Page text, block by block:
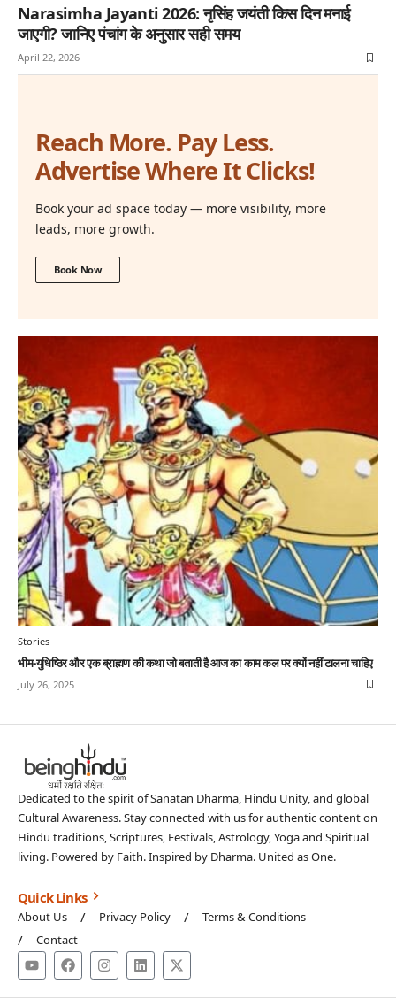
Narasimha Jayanti 2026: नृसिंह जयंती किस दिन मनाई
जाएगी? जानिए पंचांग के अनुसार सही समय
April 22, 2026
Reach More. Pay Less.
Advertise Where It Clicks!
Book your ad space today — more visibility, more
leads, more growth.
Book Now
Stories
भीम-युधिष्ठिर और एक ब्राह्मण की कथा जो बताती है आज का काम कल पर क्यों नहीं टालना चाहिए
July 26, 2025
Dedicated to the spirit of Sanatan Dharma, Hindu Unity, and global
Cultural Awareness. Stay connected with us for authentic content on
Hindu traditions, Scriptures, Festivals, Astrology, Yoga and Spiritual
living. Powered by Faith. Inspired by Dharma. United as One.
Quick Links
About Us Privacy Policy
Terms & Conditions
Contact